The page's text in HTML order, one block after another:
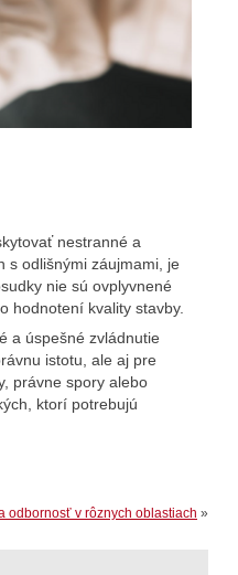
nestranné a
s odlišnými záujmami, je
nie sú ovplyvnené
hodnotení kvality stavby.
a úspešné zvládnutie
istotu, ale aj pre
právne spory alebo
ktorí potrebujú
odbornosť v rôznych oblastiach »